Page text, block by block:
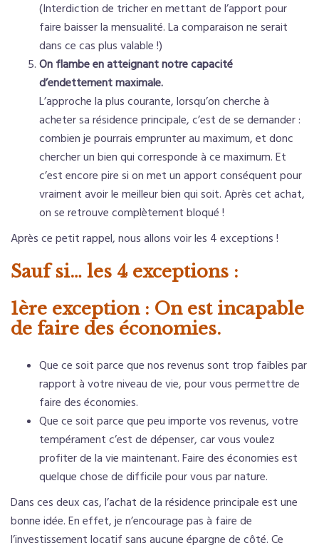
(Interdiction de tricher en mettant de l’apport pour
faire baisser la mensualité. La comparaison ne serait
dans ce cas plus valable !)
On flambe en atteignant notre capacité
d’endettement maximale.
L’approche la plus courante, lorsqu’on cherche à
acheter sa résidence principale, c’est de se demander :
combien je pourrais emprunter au maximum, et donc
chercher un bien qui corresponde à ce maximum. Et
c’est encore pire si on met un apport conséquent pour
vraiment avoir le meilleur bien qui soit. Après cet achat,
on se retrouve complètement bloqué !
Après ce petit rappel, nous allons voir les 4 exceptions !
Sauf si… les 4 exceptions :
1ère exception : On est incapable
de faire des économies.
Que ce soit parce que nos revenus sont trop faibles par
rapport à votre niveau de vie, pour vous permettre de
faire des économies.
Que ce soit parce que peu importe vos revenus, votre
tempérament c’est de dépenser, car vous voulez
profiter de la vie maintenant. Faire des économies est
quelque chose de difficile pour vous par nature.
Dans ces deux cas, l’achat de la résidence principale est une
bonne idée. En effet, je n’encourage pas à faire de
l’investissement locatif sans aucune épargne de côté. Ce